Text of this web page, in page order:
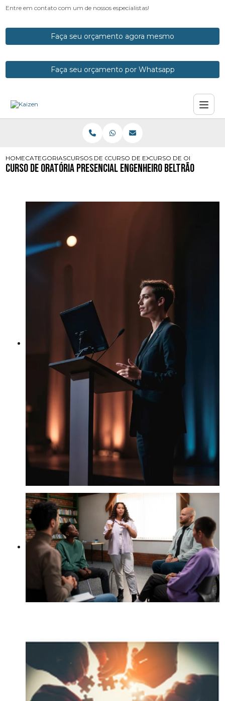
Entre em contato com um de nossos especialistas!
Faça seu orçamento agora mesmo
Faça seu orçamento por Whatsapp
HOMECATEGORIASCURSOS DE ORATORIACURSO DE EXPRESSAO VERBAL
CURSO DE ORATORIA
Curso de Oratória Presencial Engenheiro Beltrão